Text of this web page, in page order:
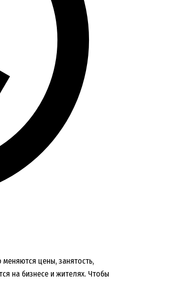
меняются цены, занятость,
на бизнесе и жителях. Чтобы